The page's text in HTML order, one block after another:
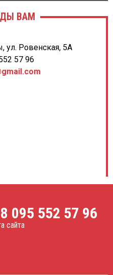
ВАМ
ул. Ровенская, 5А
57 96
095 552 57 96
сайта